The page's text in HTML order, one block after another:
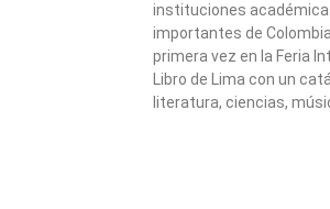
instituciones
importantes de
primera vez en la Feria
Libro de Lima con un
literatura, ciencias,